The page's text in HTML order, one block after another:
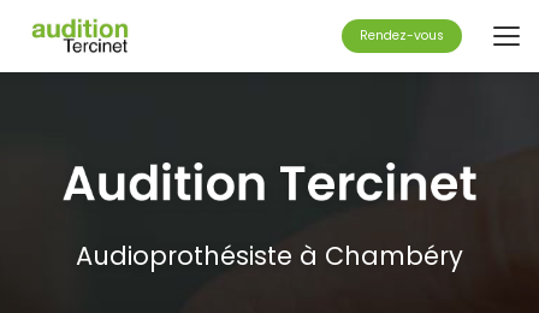
contenu
principal
Rendez-vous
Audioprothésiste à Chambéry